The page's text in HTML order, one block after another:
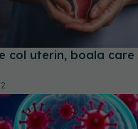
col uterin, boala